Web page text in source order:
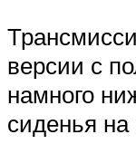
версии с
намного
сиденья